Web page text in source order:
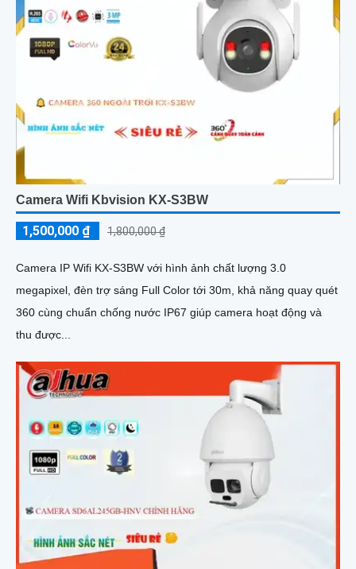
Camera Wifi Ezviz CS-H8c-R200-1K3WKFL
1,600,000 ₫ 1,800,000 ₫
Camera IP Wifi CS-H8c-R200-1K3WKFL là lựa chọn hoàn hảo
Camera Wifi Kbvision KX-S3BW
Camera IP Wifi KX-S3BW với hình ảnh chất lượng 3.0
megapixel, đèn trợ sáng Full Color tới 30m, khả năng quay quét